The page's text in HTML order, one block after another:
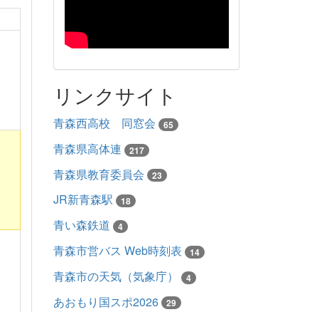
リンクサイト
青森西高校 同窓会 65
青森県高体連 217
青森県教育委員会 23
JR新青森駅 18
青い森鉄道 4
青森市営バス Web時刻表 14
青森市の天気（気象庁） 4
あおもり国スポ2026 29